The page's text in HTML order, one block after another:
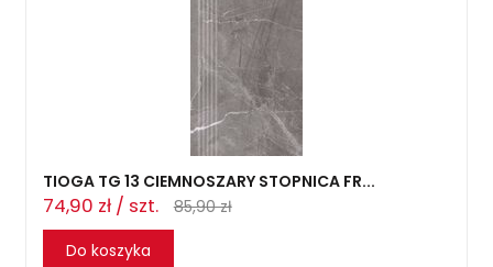
TIOGA TG 13 CIEMNOSZARY STOPNICA FR...
74,90 zł / szt.
85,90 zł
Do koszyka